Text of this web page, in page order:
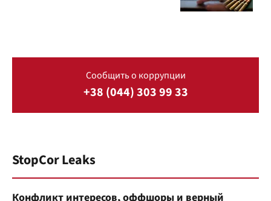
Сообщить о коррупции
+38 (044) 303 99 33
StopCor Leaks
Конфликт интересов, оффшоры и верный